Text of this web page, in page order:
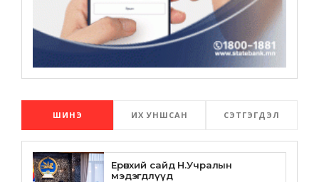
ШИНЭ ИХ УНШСАН СЭТГЭГДЭЛ
Ерөнхий сайд Н.Учралын
мэдэгдлүүд